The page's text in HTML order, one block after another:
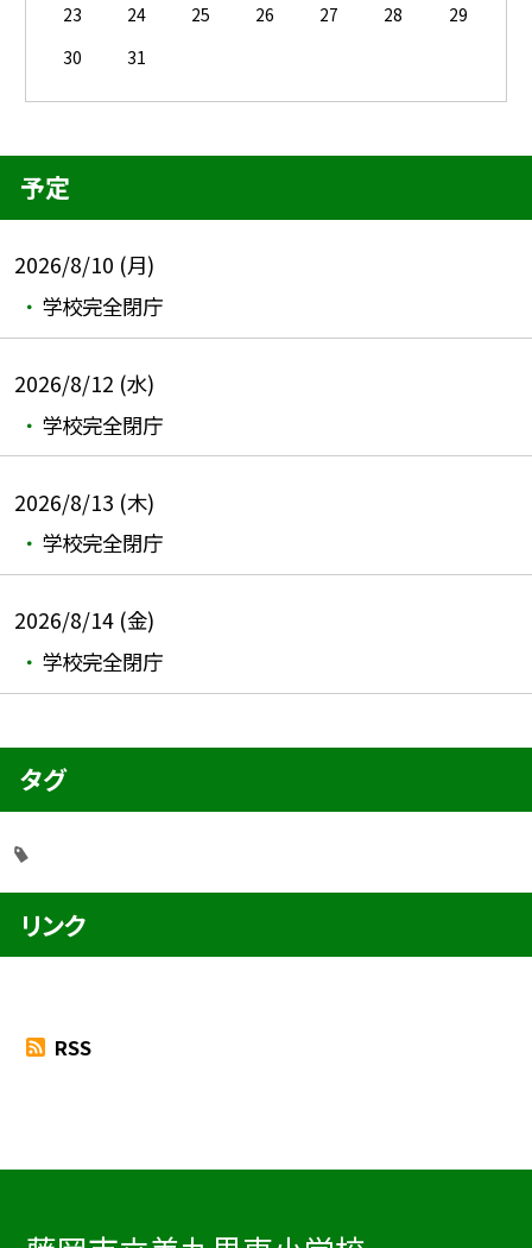
23
24 25 26 27 28
29
30
31
予定
2026/8/10 (月)
学校完全閉庁
2026/8/12 (水)
学校完全閉庁
2026/8/13 (木)
学校完全閉庁
2026/8/14 (金)
学校完全閉庁
タグ
リンク
RSS